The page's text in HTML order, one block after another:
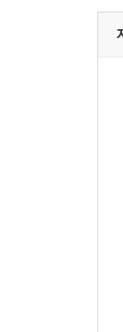
고
전
제
군
로
대